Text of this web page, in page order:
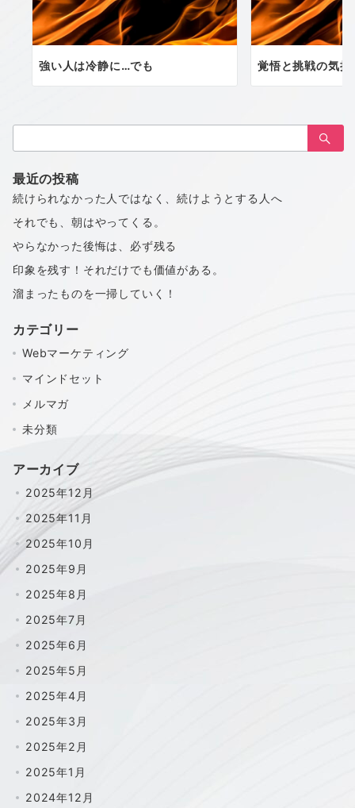
強い人は冷静に…でも 覚悟と挑戦の気持
索：
最近の投稿
続けられなかった人ではなく、続けようとする人へ
それでも、朝はやってくる。
やらなかった後悔は、必ず残る
印象を残す！それだけでも価値がある。
溜まったものを一掃していく！
カテゴリー
Webマーケティング
マインドセット
メルマガ
未分類
アーカイブ
2025年12月
2025年11月
2025年10月
2025年9月
2025年8月
2025年7月
2025年6月
2025年5月
2025年4月
2025年3月
2025年2月
2025年1月
2024年12月